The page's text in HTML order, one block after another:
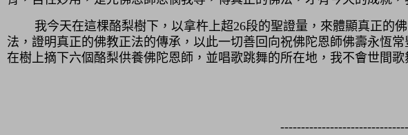
我今天在這棵酪梨樹下，以拿杵上超26段的聖證量，來體顯真正的佛
法，證明真正的佛教正法的傳承，以此一切善回向祝佛陀恩師佛壽永恆
在樹上摘下六個酪梨供養佛陀恩師，並唱歌跳舞的所在地，我不會世間